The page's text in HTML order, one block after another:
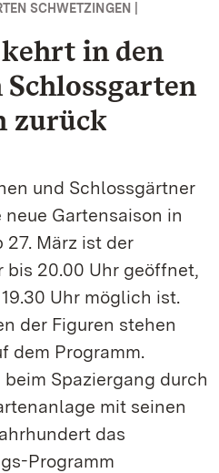
SCHWETZINGEN |
in den
zurück
und Schlossgärtner
Gartensaison in
27. März ist der
bis 20.00 Uhr geöffnet,
Uhr möglich ist.
der Figuren stehen
dem Programm.
Spaziergang durch
mit seinen
das
Programm